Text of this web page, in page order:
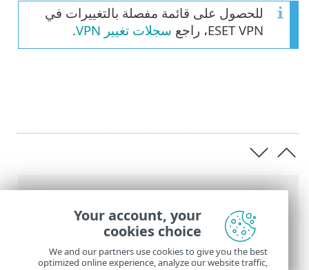
تعليمات ESET عبر الإنترنت >
ESET VPN
VPN
> ما الجديد
للحصول على قائمة مفصلة بالتغييرات في
ESET VPN، راجع
سجلات تغيير VPN .
Your account, your
cookies choice
We and our partners use cookies to give you the best
optimized online experience, analyze our website traffic,